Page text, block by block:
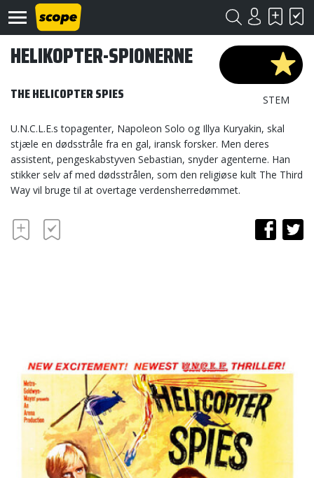
Om
Scope
Kontakt
STEM
HELIKOPTER-SPIONERNE
THE HELICOPTER SPIES
U.N.C.L.E.s topagenter, Napoleon Solo og Illya Kuryakin, skal
stjæle en dødsstråle fra en gal, iransk forsker. Men deres
assistent, pengeskabstyven Sebastian, snyder agenterne. Han
stikker selv af med dødsstrålen, som den religiøse kult The Third
Way vil bruge til at overtage verdensherredømmet.